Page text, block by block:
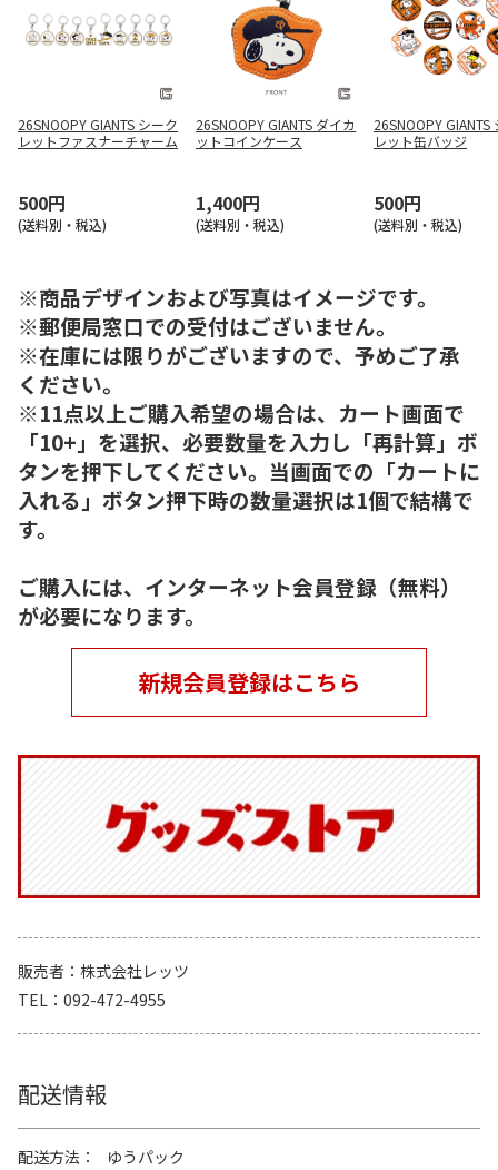
26SNOOPY GIANTS シーク
レットファスナーチャーム
500円
(送料別・税込)
26SNOOPY GIANTS ダイカ
ットコインケース
1,400円
(送料別・税込)
26SNOOPY GIANTS
レット缶バッジ
500円
(送料別・税込)
※商品デザインおよび写真はイメージです。
※郵便局窓口での受付はございません。
※在庫には限りがございますので、予めご了承
ください。
※11点以上ご購入希望の場合は、カート画面で
「10+」を選択、必要数量を入力し「再計算」ボ
タンを押下してください。当画面での「カートに
入れる」ボタン押下時の数量選択は1個で結構で
す。
ご購入には、インターネット会員登録（無料）
が必要になります。
新規会員登録はこちら
販売者
株式会社レッツ
TEL
092-472-4955
配送情報
配送方法
ゆうパック